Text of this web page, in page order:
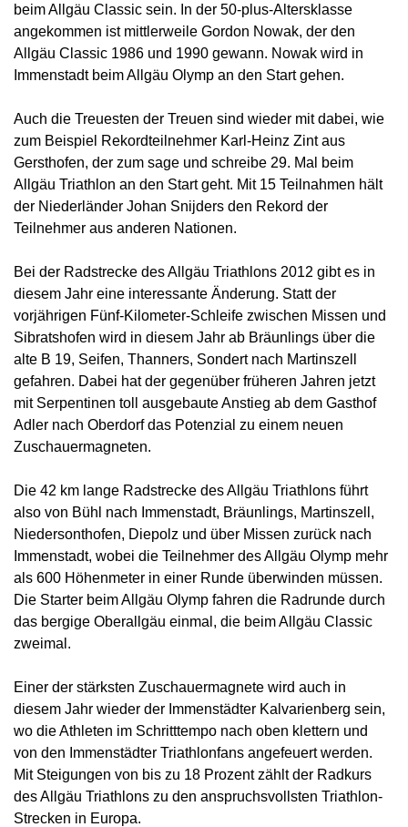
beim Allgäu Classic sein. In der 50-plus-Altersklasse
angekommen ist mittlerweile Gordon Nowak, der den
Allgäu Classic 1986 und 1990 gewann. Nowak wird in
Immenstadt beim Allgäu Olymp an den Start gehen.
Auch die Treuesten der Treuen sind wieder mit dabei, wie
zum Beispiel Rekordteilnehmer Karl-Heinz Zint aus
Gersthofen, der zum sage und schreibe 29. Mal beim
Allgäu Triathlon an den Start geht. Mit 15 Teilnahmen hält
der Niederländer Johan Snijders den Rekord der
Teilnehmer aus anderen Nationen.
Bei der Radstrecke des Allgäu Triathlons 2012 gibt es in
diesem Jahr eine interessante Änderung. Statt der
vorjährigen Fünf-Kilometer-Schleife zwischen Missen und
Sibratshofen wird in diesem Jahr ab Bräunlings über die
alte B 19, Seifen, Thanners, Sondert nach Martinszell
gefahren. Dabei hat der gegenüber früheren Jahren jetzt
mit Serpentinen toll ausgebaute Anstieg ab dem Gasthof
Adler nach Oberdorf das Potenzial zu einem neuen
Zuschauermagneten.
Die 42 km lange Radstrecke des Allgäu Triathlons führt
also von Bühl nach Immenstadt, Bräunlings, Martinszell,
Niedersonthofen, Diepolz und über Missen zurück nach
Immenstadt, wobei die Teilnehmer des Allgäu Olymp mehr
als 600 Höhenmeter in einer Runde überwinden müssen.
Die Starter beim Allgäu Olymp fahren die Radrunde durch
das bergige Oberallgäu einmal, die beim Allgäu Classic
zweimal.
Einer der stärksten Zuschauermagnete wird auch in
diesem Jahr wieder der Immenstädter Kalvarienberg sein,
wo die Athleten im Schritttempo nach oben klettern und
von den Immenstädter Triathlonfans angefeuert werden.
Mit Steigungen von bis zu 18 Prozent zählt der Radkurs
des Allgäu Triathlons zu den anspruchsvollsten Triathlon-
Strecken in Europa.